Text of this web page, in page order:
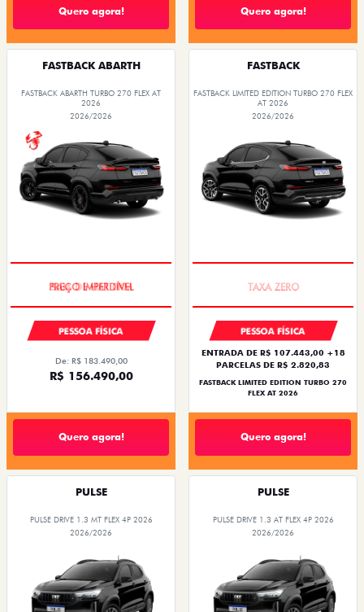
Quero agora! Quero agora!
FASTBACK ABARTH
FASTBACK ABARTH TURBO 270 FLEX AT
2026
2026/2026
PESSOA FÍSICA
De: R$ 183.490,00
R$ 156.490,00
Quero agora!
FASTBACK
FASTBACK LIMITED EDITION TURBO 270 FLEX
AT 2026
2026/2026
PESSOA FÍSICA
ENTRADA DE R$ 107.443,00 +18
PARCELAS DE R$ 2.820,83
FASTBACK LIMITED EDITION TURBO 270
FLEX AT 2026
Quero agora!
PULSE
PULSE DRIVE 1.3 MT FLEX 4P 2026
2026/2026
PULSE
PULSE DRIVE 1.3 AT FLEX 4P 2026
2026/2026